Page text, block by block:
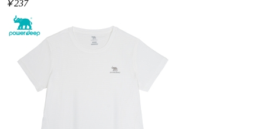
￥237